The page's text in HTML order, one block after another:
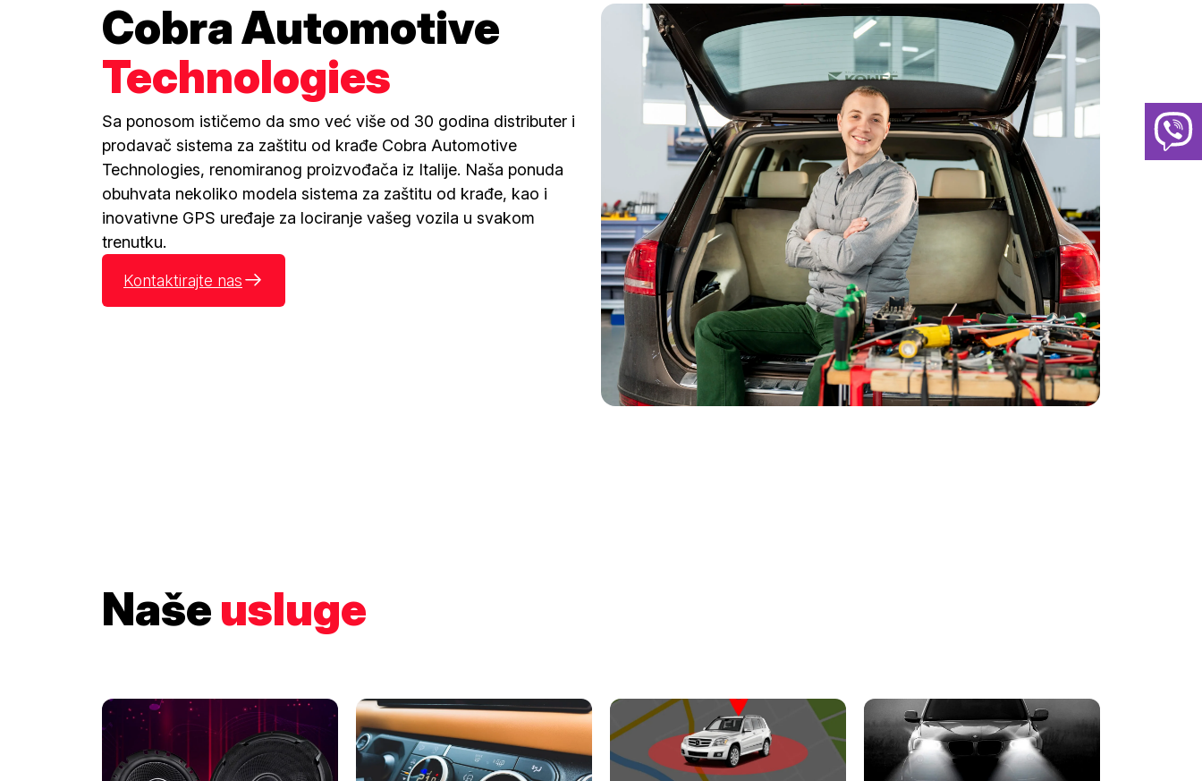
Cobra Automotive
Technologies
Sa ponosom ističemo da smo već više od 30 godina distributer i
prodavač sistema za zaštitu od krađe Cobra Automotive
Technologies, renomiranog proizvođača iz Italije. Naša ponuda
obuhvata nekoliko modela sistema za zaštitu od krađe, kao i
inovativne GPS uređaje za lociranje vašeg vozila u svakom
trenutku.
Kontaktirajte nas
Naše usluge